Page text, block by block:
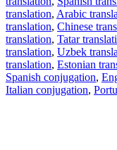
translation, Arabic
translation, Chinese
translation, Tatar
translation, Uzbek
translation, Estonian
Spanish conjugation,
Italian conjugation,